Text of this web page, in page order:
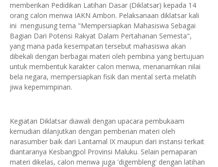
memberikan Pedidikan Latihan Dasar (Diklatsar) kepada 14
orang calon menwa IAKN Ambon. Pelaksanaan diklatsar kali
ini mengusung tema "Mempersiapkan Mahasiswa Sebagai
Bagian Dari Potensi Rakyat Dalam Pertahanan Semesta",
yang mana pada kesempatan tersebut mahasiswa akan
dibekali dengan berbagai materi oleh pembina yang bertujuan
untuk membentuk karakter calon menwa, menanamkan nilai
bela negara, mempersiapkan fisik dan mental serta melatih
jiwa kepemimpinan.
Kegiatan Diklatsar diawali dengan upacara pembukaam
kemudian dilanjutkan dengan pemberian materi oleh
narasumber baik dari Lantamal IX maupun dari instansi terkait
diantaranya Kesbangpol Provinsi Maluku. Selain pemaparan
materi dikelas, calon menwa juga 'digembleng' dengan latihan